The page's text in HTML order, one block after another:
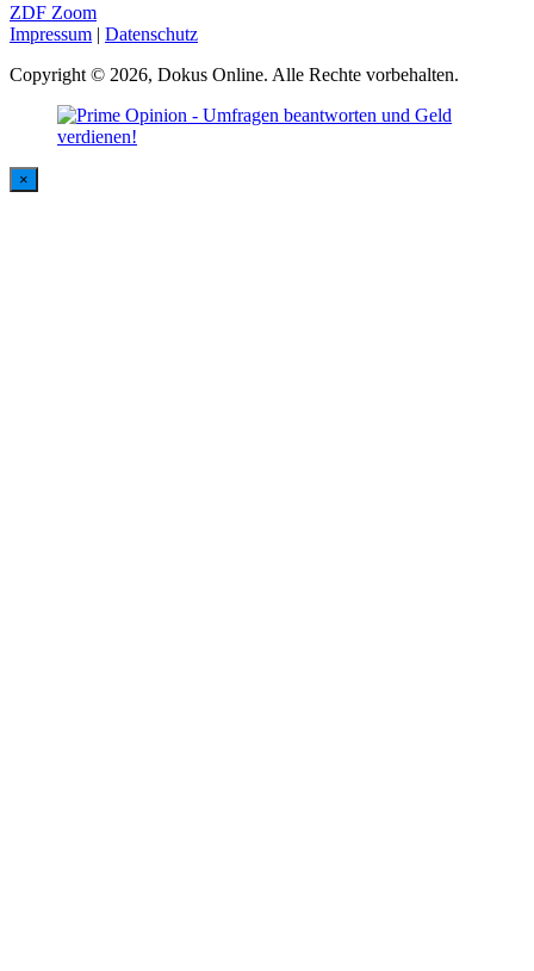
ZDF Zoom
Impressum | Datenschutz
Copyright © 2026, Dokus Online. Alle Rechte vorbehalten.
×